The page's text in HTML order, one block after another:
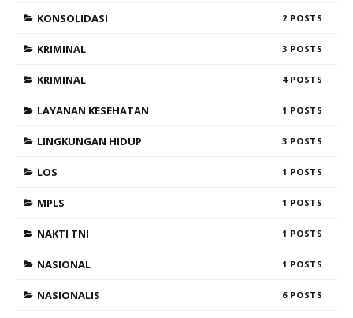
KONSOLIDASI 2
KRIMINAL 3
KRIMINAL 4
LAYANAN KESEHATAN 1
LINGKUNGAN HIDUP 3
LOS 1
MPLS 1
NAKTI TNI 1
NASIONAL 1
NASIONALIS 6